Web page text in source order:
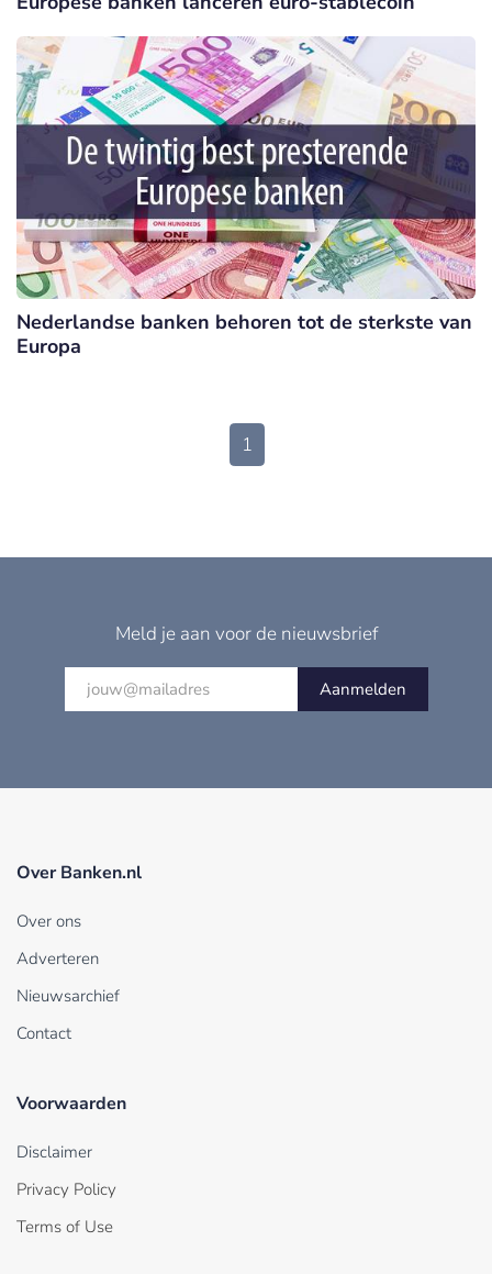
Nederlandse banken behoren tot de sterkste van
Europa
1
Meld je aan voor de nieuwsbrief
Aanmelden
Over Banken.nl
Over ons
Adverteren
Nieuwsarchief
Contact
Voorwaarden
Disclaimer
Privacy Policy
Terms of Use